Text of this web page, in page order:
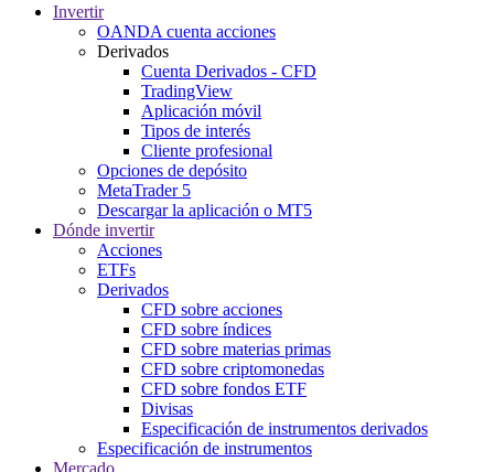
Invertir
OANDA cuenta acciones
Derivados
Cuenta Derivados - CFD
TradingView
Aplicación móvil
Tipos de interés
Cliente profesional
Opciones de depósito
MetaTrader 5
Descargar la aplicación o MT5
Dónde invertir
Acciones
ETFs
Derivados
CFD sobre acciones
CFD sobre índices
CFD sobre materias primas
CFD sobre criptomonedas
CFD sobre fondos ETF
Divisas
Especificación de instrumentos derivados
Especificación de instrumentos
Mercado